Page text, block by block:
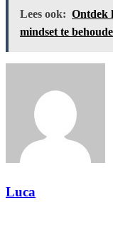
Lees ook: Ontdek
mindset te
Luca